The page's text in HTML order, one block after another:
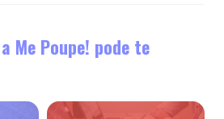
Me Poupe! pode te